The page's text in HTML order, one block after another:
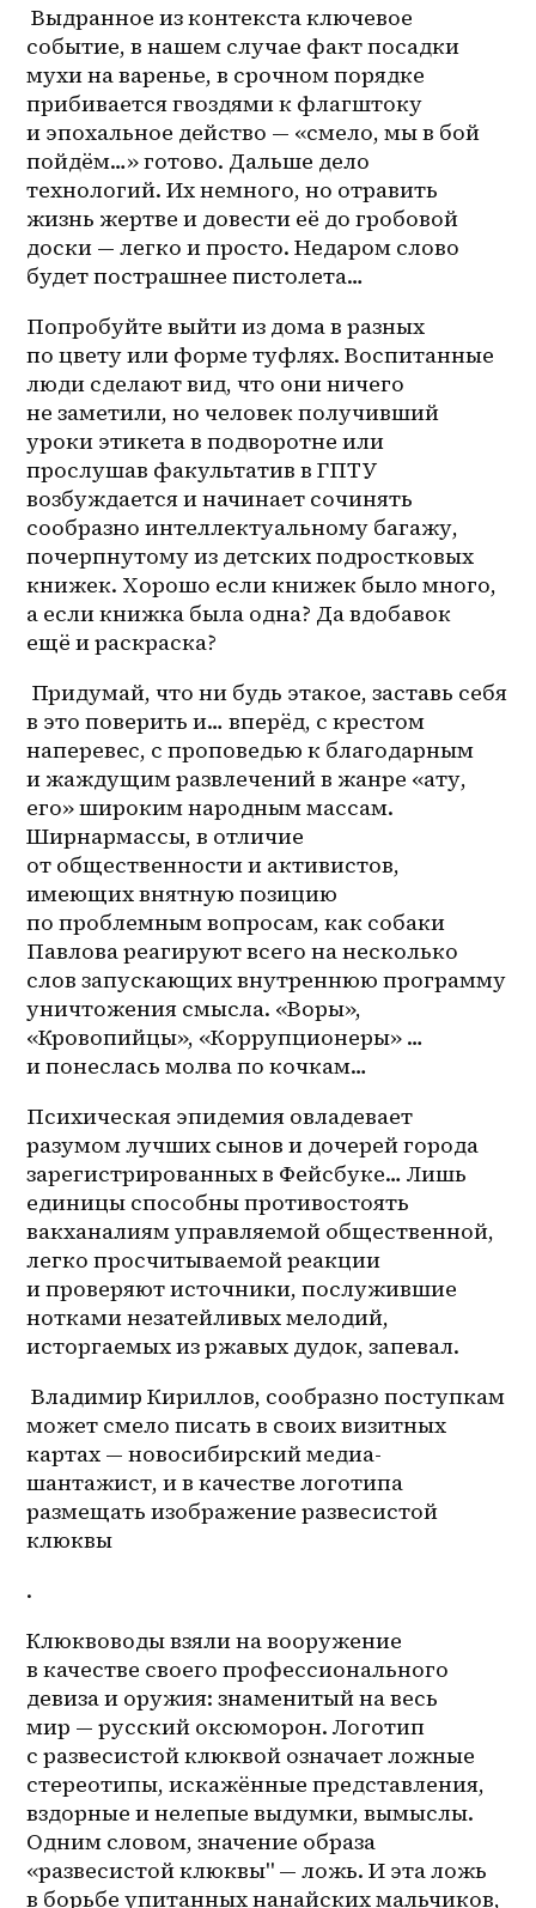
Выдранное из контекста ключевое
событие, в нашем случае факт посадки
мухи на варенье, в срочном порядке
прибивается гвоздями к флагштоку
и эпохальное действо — «смело, мы в бой
пойдём…» готово. Дальше дело
технологий. Их немного, но отравить
жизнь жертве и довести её до гробовой
доски — легко и просто. Недаром слово
будет пострашнее пистолета…
Попробуйте выйти из дома в разных
по цвету или форме туфлях. Воспитанные
люди сделают вид, что они ничего
не заметили, но человек получивший
уроки этикета в подворотне или
прослушав факультатив в ГПТУ
возбуждается и начинает сочинять
сообразно интеллектуальному багажу,
почерпнутому из детских подростковых
книжек. Хорошо если книжек было много,
а если книжка была одна? Да вдобавок
ещё и раскраска?
в это поверить и… вперёд, с крестом
наперевес, с проповедью к благодарным
и жаждущим развлечений в жанре «ату,
его» широким народным массам.
Ширнармассы, в отличие
от общественности и активистов,
имеющих внятную позицию
по проблемным вопросам, как собаки
Павлова реагируют всего на несколько
слов запускающих внутреннюю программу
уничтожения смысла. «Воры»,
«Кровопийцы», «Коррупционеры» …
и понеслась молва по кочкам…
Психическая эпидемия овладевает
разумом лучших сынов и дочерей города
зарегистрированных в Фейсбуке… Лишь
единицы способны противостоять
вакханалиям управляемой общественной,
легко просчитываемой реакции
и проверяют источники, послужившие
нотками незатейливых мелодий,
исторгаемых из ржавых дудок, запевал.
Владимир Кириллов, сообразно поступкам
может смело писать в своих визитных
картах — новосибирский медиа-
шантажист, и в качестве логотипа
размещать изображение развесистой
клюквы
.
Клюквоводы взяли на вооружение
в качестве своего профессионального
девиза и оружия: знаменитый на весь
мир — русский оксюморон. Логотип
с развесистой клюквой означает ложные
стереотипы, искажённые представления,
вздорные и нелепые выдумки, вымыслы.
Одним словом, значение образа
«развесистой клюквы" — ложь. И эта ложь
в борьбе упитанных нанайских мальчиков,